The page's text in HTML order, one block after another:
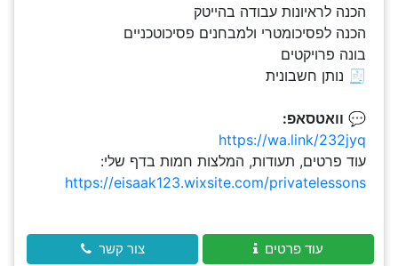
הכנה לראיונות עבודה בהייטק
הכנה לפסיכומטרי ולמבחנים פסיכוטכניים
בונה פרויקטים
🧾 נותן חשבונית
💬 וואטסאפ:
https://wa.link/232jyq
עוד פרטים, תעודות, המלצות חמות בדף שלי:
https://eisaak123.wixsite.com/privatelessons
עוד פרטים צור קשר